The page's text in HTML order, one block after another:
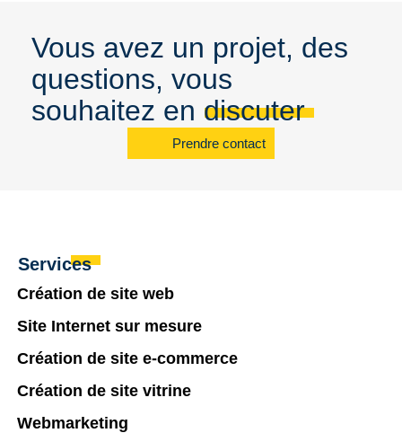
Vous avez un projet, des
questions, vous
souhaitez en discuter
Prendre contact
Services
Création de site web
Site Internet sur mesure
Création de site e-commerce
Création de site vitrine
Webmarketing